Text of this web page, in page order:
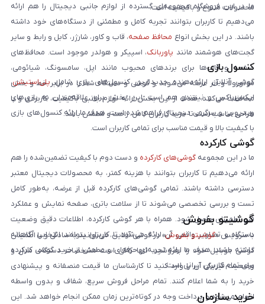
محصولات متنوع و باکیفیت است.
ما در این فروشگاه مجموعه‌ای گسترده از لوازم جانبی دیجیتال را هم ارائه
می‌دهیم تا کاربران بتوانند تجربه کامل و مطمئنی از دستگاه‌های خود داشته
باشند. در این بخش انواع محافظ صفحه، قاب و کاور، شارژر، کابل و رابط و سایر
گجت‌های هوشمند مانند پاوربانک، اسپیکر و هولدر موجود است. محافظ‌های
صفحه و قاب‌ها برای برندهای محبوب مانند اپل، سامسونگ، شیائومی،
موتورولا و آنر عرضه می‌شوند و گوشی و دستگاه شما را در برابر خط و خش
محافظت می‌کنند. هدف از این بخش ارائه لوازم جانبی باکیفیت، کاربردی و با
طراحی مناسب است تا خرید کاربران کامل، راحت و مطمئن باشد.
کنسول بازی
گوشی آنلاین ارائه‌دهنده جدیدترین کنسول‌های بازی شامل پلی‌استیشن،
ایکس‌باکس و نینتندو هم است. این بخش برای علاقه‌مندان به بازی‌های
ویدیویی و سرگرمی دیجیتال فراهم شده است. هدف ما ارائه کنسول‌های بازی
با کیفیت بالا و قیمت مناسب برای تمامی کاربران است.
گوشی کارکرده
ما در این مجموعه گوشی‌های کارکرده و دست دوم با کیفیت تضمین‌شده را هم
ارائه می‌دهیم تا کاربران بتوانند با هزینه کمتر، به محصولات دیجیتال معتبر
دسترسی داشته باشند. تمامی گوشی‌های کارکرده قبل از عرضه، به‌طور کامل
تست و بررسی تخصصی می‌شوند تا از سلامت باتری، صفحه نمایش و عملکرد
فنی اطمینان حاصل شود. همراه با هر گوشی کارکرده، اطلاعات دقیق وضعیت
دستگاه و تصاویر واقعی آن ارائه می‌شود تا کاربران بتوانند انتخابی آگاهانه
داشته باشند. هدف ما ارائه تجربه‌ای حرفه‌ای و مطمئن از خرید گوشی کارکرده
برای تمام کاربران ایرانی است.
گوشیتو بفروش
با سرویس «گوشیتو بفروش» در گوشی آنلاین، می‌توانید به‌سادگی و با اطمینان
گوشی موبایل خود را بفروشید. تنها کافی است مشخصات دستگاه، مدل و
وضعیت فیزیکی آن را وارد کنید تا کارشناسان ما قیمت منصفانه و پیشنهادی
خرید را به شما اعلام کنند. تمام مراحل فروش سریع، شفاف و بدون واسطه
انجام می‌شود و پرداخت وجه در کوتاه‌ترین زمان ممکن انجام خواهد شد. این
خرید سازمان